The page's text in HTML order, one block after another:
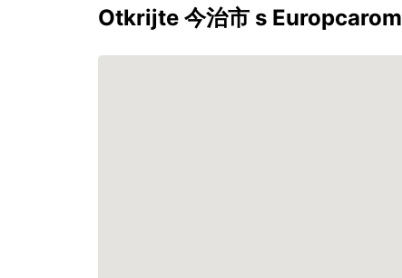
Otkrijte 今治市 s Europcarom